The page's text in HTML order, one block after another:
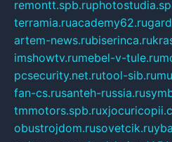
remontt.spb.ru
terramia.ruacademy62.ru
artem-news.rubiserinca.ru
imshowtv.rumebel-v-tule.ru
pcsecurity.net.rutool-sib.ru
fan-cs.rusanteh-russia.ru
tmmotors.spb.ru
obustrojdom.rusovetcik.ru